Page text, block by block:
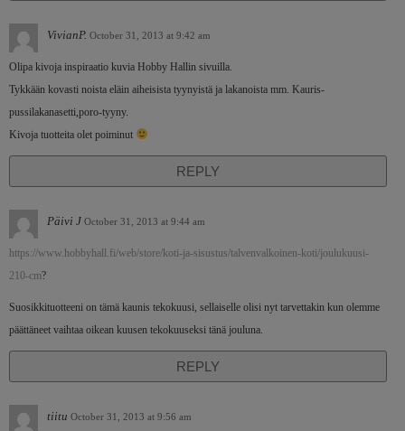
VivianP. October 31, 2013 at 9:42 am
Olipa kivoja inspiraatio kuvia Hobby Hallin sivuilla.
Tykkään kovasti noista eläin aiheisista tyynyistä ja lakanoista mm. Kauris-
pussilakanasetti,poro-tyyny.
Kivoja tuotteita olet poiminut
REPLY
Päivi J October 31, 2013 at 9:44 am
https://www.hobbyhall.fi/web/store/koti-ja-sisustus/talvenvalkoinen-koti/joulukuusi-
210-cm?
Suosikkituotteeni on tämä kaunis tekokuusi, sellaiselle olisi nyt tarvettakin kun olemme
päättäneet vaihtaa oikean kuusen tekokuuseksi tänä jouluna.
REPLY
tiitu October 31, 2013 at 9:56 am